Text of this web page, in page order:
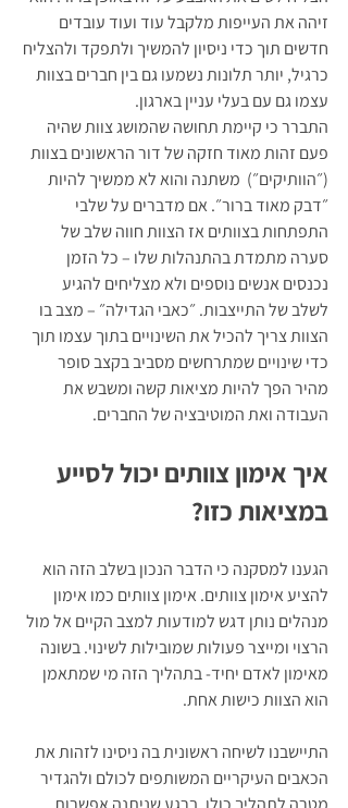
זיהה את העייפות מלקבל עוד ועוד עובדים
חדשים תוך כדי ניסיון להמשיך ולתפקד ולהצליח
כרגיל, יותר תלונות נשמעו גם בין חברים בצוות
עצמו גם עם בעלי עניין בארגון.
התברר כי קיימת תחושה שהמושג צוות שהיה
פעם זהות מאוד חזקה של דור הראשונים בצוות
(״הוותיקים״)  משתנה והוא לא ממשיך להיות
״דבק מאוד ברור״. אם מדברים על שלבי
התפתחות בצוותים אז הצוות חווה שלב של
סערה מתמדת בהתנהלות שלו – כל הזמן
נכנסים אנשים נוספים ולא מצליחים להגיע
לשלב של התייצבות. ״כאבי הגדילה״ – מצב בו
הצוות צריך להכיל את השינויים בתוך עצמו תוך
כדי שינויים שמתרחשים מסביב בקצב סופר
מהיר הפך להיות מציאות קשה ומשבש את
העבודה ואת המוטיבציה של החברים.
איך אימון צוותים יכול לסייע
במציאות כזו?
הגענו למסקנה כי הדבר הנכון בשלב הזה הוא
להציע אימון צוותים. אימון צוותים כמו אימון
מנהלים נותן דגש למודעות למצב הקיים אל מול
הרצוי ומייצר פעולות שמובילות לשינוי. בשונה
מאימון לאדם יחיד- בתהליך הזה מי שמתאמן
הוא הצוות כישות אחת.
התיישבנו לשיחה ראשונית בה ניסינו לזהות את
הכאבים העיקריים המשותפים לכולם ולהגדיר